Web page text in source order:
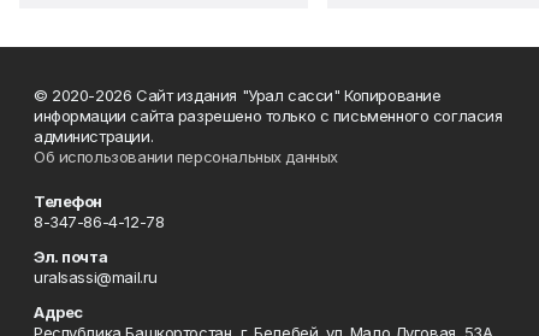
© 2020-2026 Сайт издания "Урал сасси" Копирование
информации сайта разрешено только с письменного согласия
администрации.
Об использовании персональных данных
Телефон
8-347-86-4-12-78
Эл. почта
uralsassi@mail.ru
Адрес